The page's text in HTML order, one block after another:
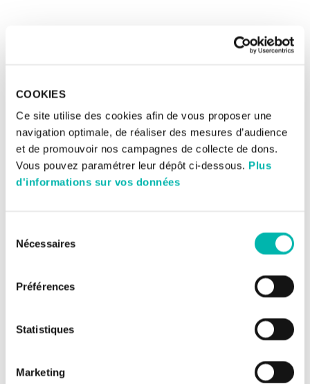
COOKIES
Ce site utilise des cookies afin de vous proposer une
navigation optimale, de réaliser des mesures d’audience
et de promouvoir nos campagnes de collecte de dons.
Vous pouvez paramétrer leur dépôt ci-dessous. Plus
d'informations sur vos données
Nécessaires
Préférences
Statistiques
Marketing